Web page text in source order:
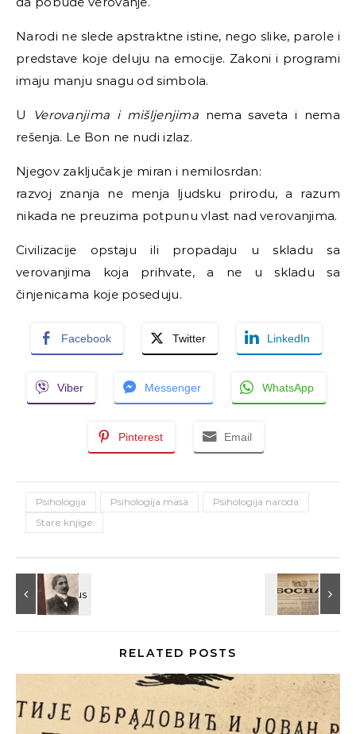
Narodi ne slede apstraktne istine, nego slike, parole i
predstave koje deluju na emocije. Zakoni i programi
imaju manju snagu od simbola.
U Verovanjima i mišljenjima nema saveta i nema
rešenja. Le Bon ne nudi izlaz.
Njegov zaključak je miran i nemilosrdan:
razvoj znanja ne menja ljudsku prirodu, a razum
nikada ne preuzima potpunu vlast nad verovanjima.
Civilizacije opstaju ili propadaju u skladu sa
verovanjima koja prihvate, a ne u skladu sa
činjenicama koje poseduju.
Facebook Twitter LinkedIn
Viber Messenger WhatsApp
Pinterest Email
Psihologija Psihologija masa
Psihologija naroda
Stare knjige
RELATED POSTS